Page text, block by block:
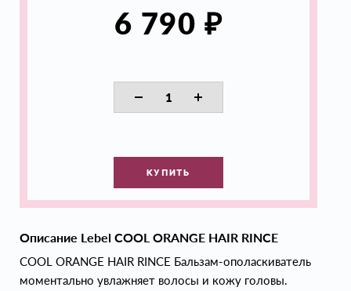
6 790 ₽
КУПИТЬ
Описание Lebel COOL ORANGE HAIR RINCE
COOL ORANGE HAIR RINCE Бальзам-ополаскиватель
моментально увлажняет волосы и кожу головы.